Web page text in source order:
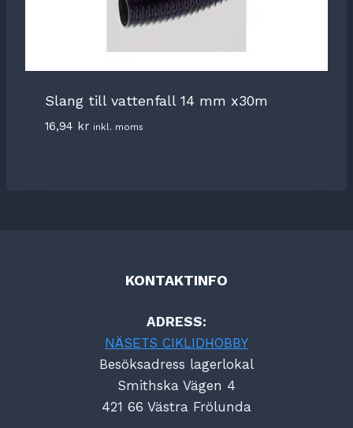
Slang till vattenfall 14 mm x30m
16,94 kr inkl. moms
KONTAKTINFO
ADRESS:
NÄSETS CIKLIDHOBBY
Besöksadress lagerlokal
Smithska Vägen 4
421 66 Västra Frölunda